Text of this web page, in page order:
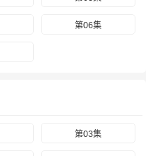
第06集
第03集